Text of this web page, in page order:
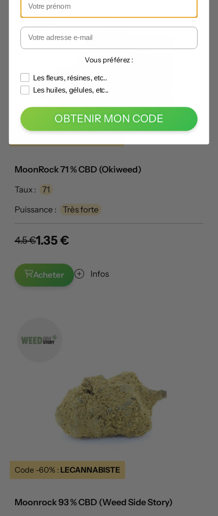
MoonRock 71 % CBD (Okiweed)
Taux : 71
Puissance : Très forte
4.5 €1.35 €
Acheter Infos
Code -60% : LECANNABISTE
Moonrock 93 % CBD (Weed Side Story)
Vous préférez :
Les fleurs, résines, etc..
Les huiles, gélules, etc..
OBTENIR MON CODE